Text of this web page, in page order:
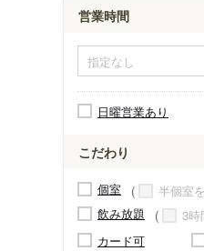
営業時間
日曜営業あり
こだわり
個室
半個室
飲み放題
3時
カード可